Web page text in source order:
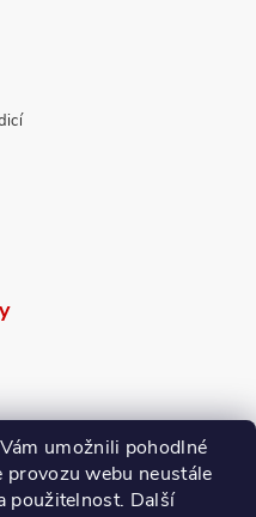
umožnili pohodlné
webu neustále
použitelnost. Další